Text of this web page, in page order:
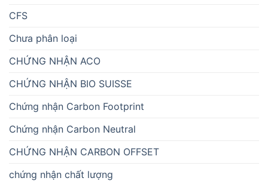
CFS
Chưa phân loại
CHỨNG NHẬN ACO
CHỨNG NHẬN BIO SUISSE
Chứng nhận Carbon Footprint
Chứng nhận Carbon Neutral
CHỨNG NHẬN CARBON OFFSET
chứng nhận chất lượng